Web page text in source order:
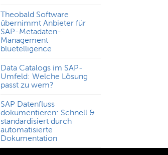
Theobald Software
übernimmt Anbieter für
SAP-Metadaten-
Management
bluetelligence
Data Catalogs im SAP-
Umfeld: Welche Lösung
passt zu wem?
SAP Datenfluss
dokumentieren: Schnell &
standardisiert durch
automatisierte
Dokumentation